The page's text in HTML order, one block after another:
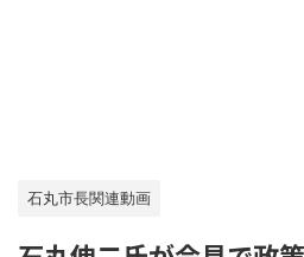
石丸市長関連動画